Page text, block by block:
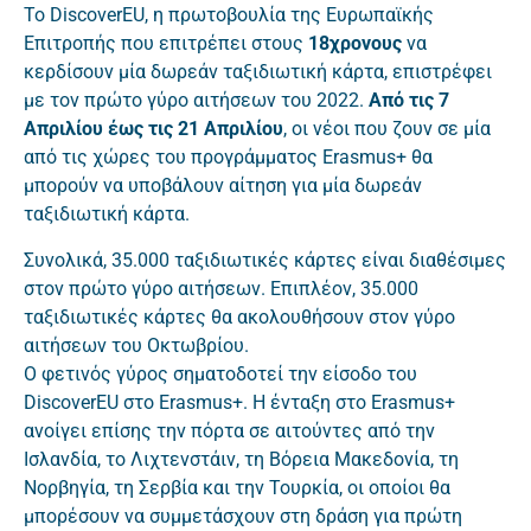
Το DiscoverEU, η πρωτοβουλία της Ευρωπαϊκής
Επιτροπής που επιτρέπει στους 18χρονους να
κερδίσουν μία δωρεάν ταξιδιωτική κάρτα, επιστρέφει
με τον πρώτο γύρο αιτήσεων του 2022. Από τις 7
Απριλίου έως τις 21 Απριλίου, οι νέοι που ζουν σε μία
από τις χώρες του προγράμματος Erasmus+ θα
μπορούν να υποβάλουν αίτηση για μία δωρεάν
ταξιδιωτική κάρτα.
Συνολικά, 35.000 ταξιδιωτικές κάρτες είναι διαθέσιμες
στον πρώτο γύρο αιτήσεων. Επιπλέον, 35.000
ταξιδιωτικές κάρτες θα ακολουθήσουν στον γύρο
αιτήσεων του Οκτωβρίου.
Ο φετινός γύρος σηματοδοτεί την είσοδο του
DiscoverEU στο Erasmus+. Η ένταξη στο Erasmus+
ανοίγει επίσης την πόρτα σε αιτούντες από την
Ισλανδία, το Λιχτενστάιν, τη Βόρεια Μακεδονία, τη
Νορβηγία, τη Σερβία και την Τουρκία, οι οποίοι θα
μπορέσουν να συμμετάσχουν στη δράση για πρώτη